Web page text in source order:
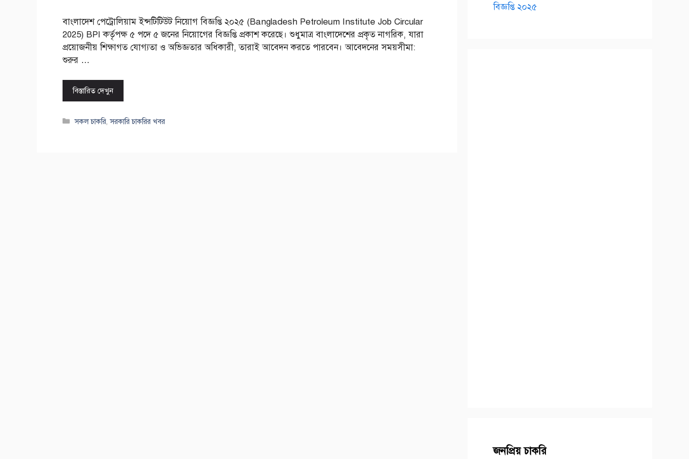
বাংলাদেশ পেট্রোলিয়াম ইন্সটিটিউট নিয়োগ বিজ্ঞপ্তি ২০২৫ (Bangladesh Petroleum Institute Job Circular
2025) BPI কর্তৃপক্ষ ৫ পদে ৫ জনের নিয়োগের বিজ্ঞপ্তি প্রকাশ করেছে। শুধুমাত্র বাংলাদেশের প্রকৃত নাগরিক, যারা
প্রয়োজনীয় শিক্ষাগত যোগ্যতা ও অভিজ্ঞতার অধিকারী, তারাই আবেদন করতে পারবেন। আবেদনের সময়সীমা:
শুরুর …
বিস্তারিত দেখুন
Categories
সকল চাকরি,সরকারি চাকরির খবর
বিজ্ঞপ্তি ২০২৫
জনপ্রিয় চাকরি